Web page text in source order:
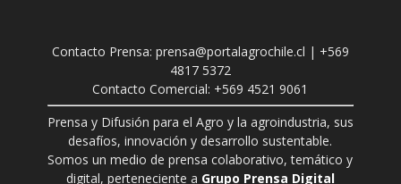
Contacto Prensa: prensa@portalagrochile.cl | +569
4817 5372
Contacto Comercial: +569 4521 9061
Prensa y Difusión para el Agro y la agroindustria, sus
desafíos, innovación y desarrollo sustentable.
Somos un medio de prensa colaborativo, temático y
digital, perteneciente a Grupo Prensa Digital